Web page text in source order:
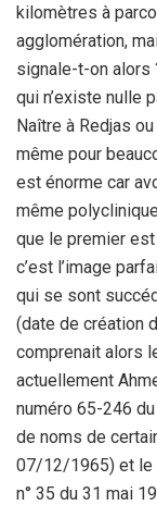
kilomètres à
agglomération,
signale-t-on alors
qui n’existe nulle
Naître à Redjas
même pour
est énorme car
même
que le premier est
c’est l’image
qui se sont
(date de création
comprenait alors
actuellement
numéro 65-246
de noms de
07/12/1965) et le
n° 35 du 31 mai